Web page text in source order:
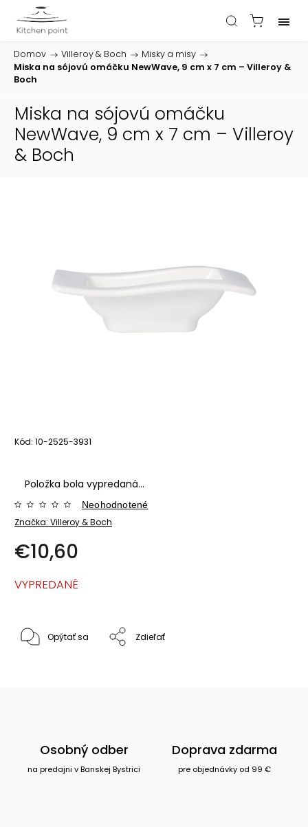
Domov / Villeroy & Boch / Misky a misy /
Miska na sójovú omáčku NewWave, 9 cm x 7 cm – Villeroy &
Boch
Miska na sójovú omáčku
NewWave, 9 cm x 7 cm – Villeroy
& Boch
Kód: 10-2525-3931
Položka bola vypredaná…
Značka: Villeroy & Boch
Neohodnotené
€10,60
VYPREDANÉ
Opýtať sa Zdieľať
Osobný odber
na predajni v Banskej Bystrici
Doprava zdarma
pre objednávky od 99 €